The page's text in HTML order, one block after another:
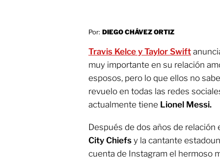
Por: DIEGO CHÁVEZ ORTIZ
Travis Kelce y Taylor Swift
muy importante en su relación
esposos, pero lo que ellos no
revuelo en todas las redes
actualmente tiene Lionel Messi.
Después de dos años de
City Chiefs y la cantante
cuenta de Instagram el hermoso